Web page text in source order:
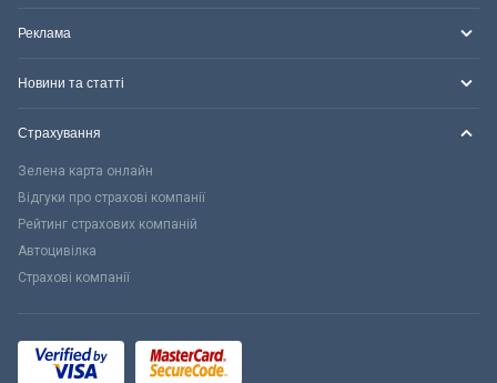
Реклама
Новини та статті
Страхування
Зелена карта онлайн
Відгуки про страхові компанії
Рейтинг страхових компаній
Автоцивілка
Страхові компанії